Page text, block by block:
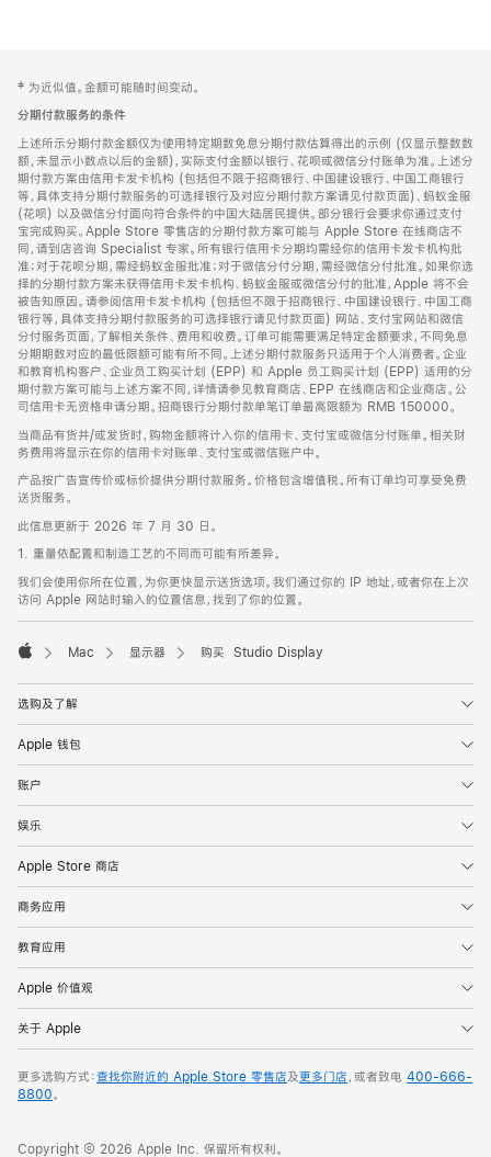
页
页
脚
注
‡ 为近似值。金额可能随时间变动。
分期付款服务的条件
上述所示分期付款金额仅为使用特定期数免息分期付款估算得出的示例 (仅显示整数数
额，未显示小数点以后的金额)，实际支付金额以银行、花呗或微信分付账单为准。上述分
期付款方案由信用卡发卡机构 (包括但不限于招商银行、中国建设银行、中国工商银行
等，具体支持分期付款服务的可选择银行及对应分期付款方案请见付款页面)、蚂蚁金服
(花呗) 以及微信分付面向符合条件的中国大陆居民提供。部分银行会要求你通过支付
宝完成购买。Apple Store 零售店的分期付款方案可能与 Apple Store 在线商店不
同，请到店咨询 Specialist 专家。所有银行信用卡分期均需经你的信用卡发卡机构批
准；对于花呗分期，需经蚂蚁金服批准；对于微信分付分期，需经微信分付批准。如果你选
择的分期付款方案未获得信用卡发卡机构、蚂蚁金服或微信分付的批准，Apple 将不会
被告知原因。请参阅信用卡发卡机构 (包括但不限于招商银行、中国建设银行、中国工商
银行等，具体支持分期付款服务的可选择银行请见付款页面) 网站、支付宝网站和微信
分付服务页面，了解相关条件、费用和收费。订单可能需要满足特定金额要求，不同免息
分期期数对应的最低限额可能有所不同。上述分期付款服务只适用于个人消费者。企业
和教育机构客户、企业员工购买计划 (EPP) 和 Apple 员工购买计划 (EPP) 适用的分
期付款方案可能与上述方案不同，详情请参见教育商店、EPP 在线商店和企业商店。公
司信用卡无资格申请分期。招商银行分期付款单笔订单最高限额为 RMB 150000。
当商品有货并/或发货时，购物金额将计入你的信用卡、支付宝或微信分付账单。相关财
务费用将显示在你的信用卡对账单、支付宝或微信账户中。
产品按广告宣传价或标价提供分期付款服务。价格包含增值税。所有订单均可享受免费
送货服务。
此信息更新于 2026 年 7 月 30 日。
1. 重量依配置和制造工艺的不同而可能有所差异。
我们会使用你所在位置，为你更快显示送货选项。我们通过你的 IP 地址，或者你在上次
访问 Apple 网站时输入的位置信息，找到了你的位置。
Mac 显示器 购买 Studio Display
选购及了解
Apple 钱包
账户
娱乐
Apple Store 商店
商务应用
教育应用
Apple 价值观
关于 Apple
更多选购方式：查找你附近的 Apple Store 零售店及更多门店，或者致电 400-666-
8800。
Copyright © 2026 Apple Inc. 保留所有权利。